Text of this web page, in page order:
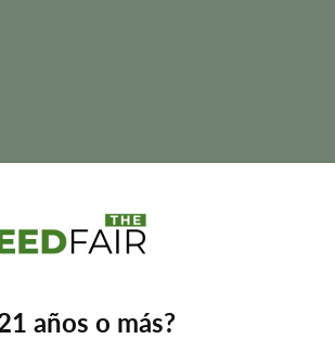
años o más?
la planta, la coloración y los